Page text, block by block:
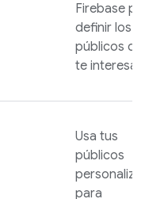
Firebase para
definir los
públicos que
te interesan.
Usa tus
públicos
personalizados
para